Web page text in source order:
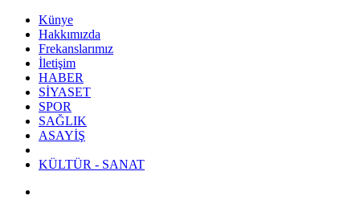
Künye
Hakkımızda
Frekanslarımız
İletişim
HABER
SİYASET
SPOR
SAĞLIK
ASAYİŞ
KÜLTÜR - SANAT